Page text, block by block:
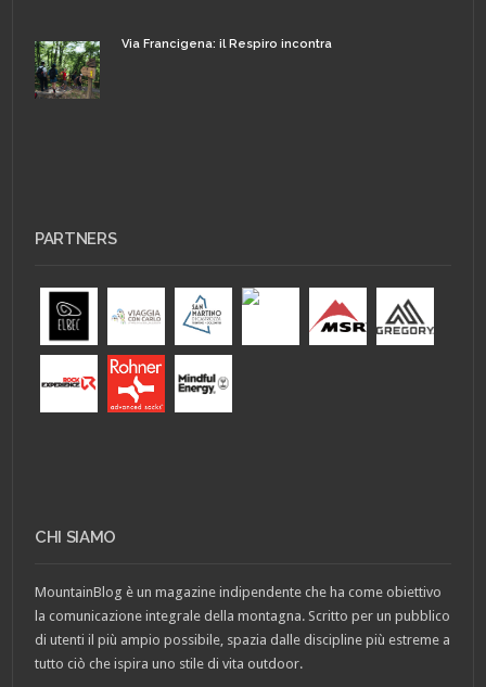
Via Francigena: il Respiro incontra
PARTNERS
CHI SIAMO
MountainBlog è un magazine indipendente che ha come obiettivo
la comunicazione integrale della montagna. Scritto per un pubblico
di utenti il più ampio possibile, spazia dalle discipline più estreme a
tutto ciò che ispira uno stile di vita outdoor.